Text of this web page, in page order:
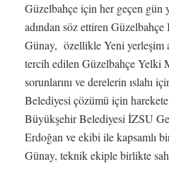
Güzelbahçe için her geçen gün
adından söz ettiren
Günay, özellikle Yeni yerleşim
tercih edilen Güzelbahçe Yelki
sorunlarını ve derelerin ıslahı
Belediyesi çözümü için
Büyükşehir Belediyesi İZSU
Erdoğan ve ekibi ile kapsamlı
Günay, teknik ekiple birlikte